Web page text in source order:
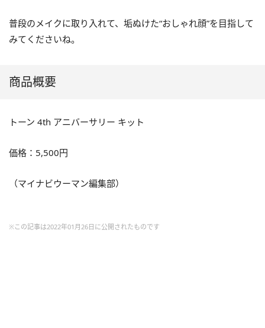
普段のメイクに取り入れて、垢ぬけた“おしゃれ顔”を目指して
みてくださいね。
商品概要
トーン 4th アニバーサリー キット
価格：5,500円
（マイナビウーマン編集部）
※この記事は2022年01月26日に公開されたものです